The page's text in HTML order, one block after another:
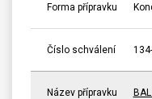
Forma přípravku
Číslo schválení
Název přípravku